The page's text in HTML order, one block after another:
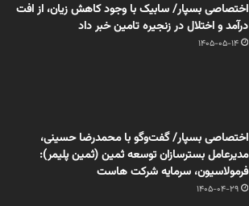
اختصاصی بسپار/ سابیک با وجود کاهش زیان، از افت
درآمد و اختلال در زنجیره تامین خبر داد
1405-05-14
اختصاصی بسپار/ گفت‌وگو با محمدرضا حسینی،
مدیرعامل بسترسازان توسعه ثمین (ثمین پلیمر):
فرمولاسیون، سرمایه شرکت هاست
1405-04-29